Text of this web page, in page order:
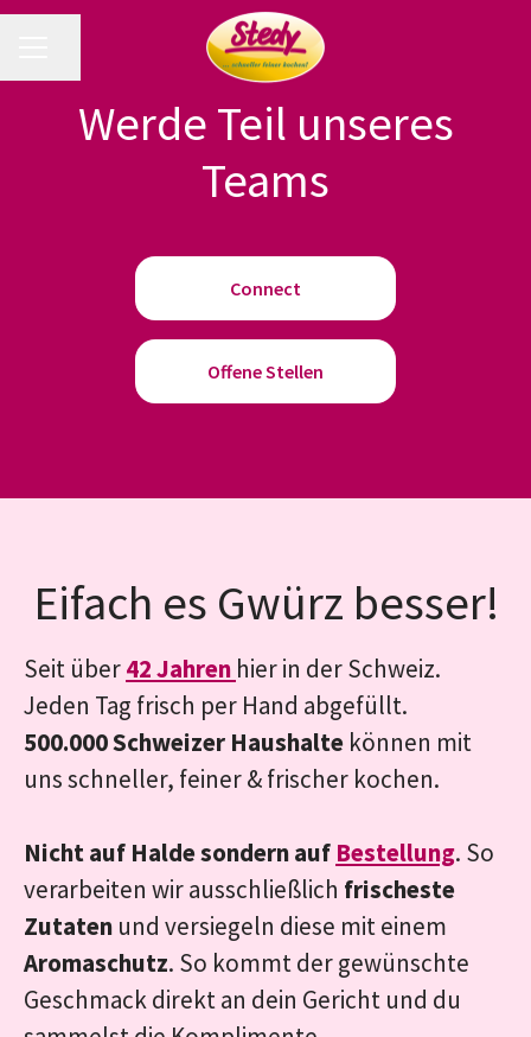
Werde Teil unseres
Teams
Connect
Offene Stellen
Eifach es Gwürz besser!
Seit über42 Jahren hier in der Schweiz.
Jeden Tag frisch per Hand abgefüllt.
500.000 Schweizer Haushalte können mit
uns schneller, feiner & frischer kochen.
Nicht auf Halde sondern auf Bestellung. So
verarbeiten wir ausschließlich frischeste
Zutaten und versiegeln diese mit einem
Aromaschutz. So kommt der gewünschte
Geschmack direkt an dein Gericht und du